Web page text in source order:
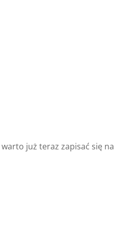
już teraz zapisać się na